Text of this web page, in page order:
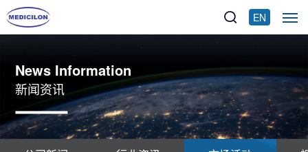
EN
News Information
新闻资讯